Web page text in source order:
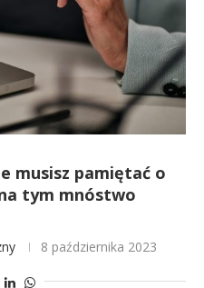
musisz pamiętać o
tym mnóstwo
8 października 2023